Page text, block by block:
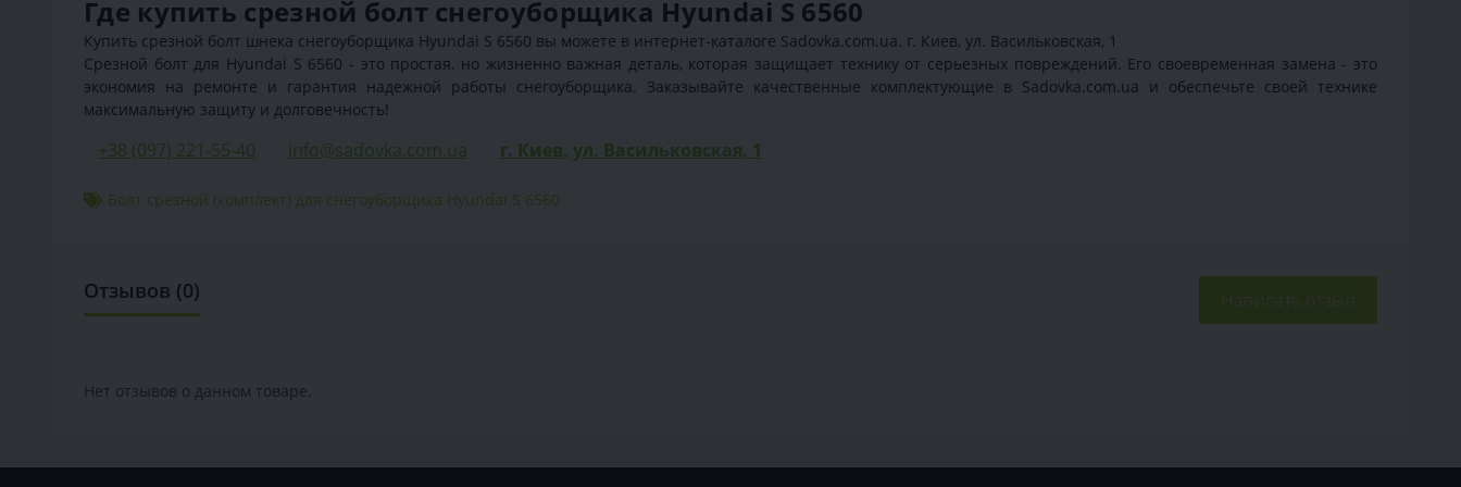
Где купить срезной болт снегоуборщика Hyundai S 6560
Купить срезной болт шнека снегоуборщика Hyundai S 6560 вы можете в интернет-каталоге Sadovka.com.ua. г. Киев, ул. Васильковская, 1
Срезной болт для Hyundai S 6560 - это простая, но жизненно важная деталь, которая защищает технику от серьезных повреждений. Его своевременная замена - это
экономия на ремонте и гарантия надежной работы снегоуборщика. Заказывайте качественные комплектующие в Sadovka.com.ua и обеспечьте своей технике
максимальную защиту и долговечность!
+38 (097) 221-55-40 info@sadovka.com.ua г. Киев, ул. Васильковская, 1
Болт срезной (комплект) для снегоуборщика Hyundai S 6560
Отзывов (0) Написать отзыв
Нет отзывов о данном товаре.